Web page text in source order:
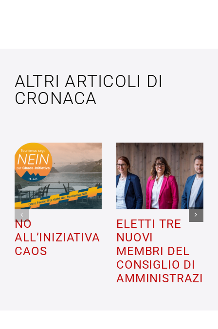
ALTRI ARTICOLI DI
CRONACA
NO
ALL’INIZIATIVA
CAOS
ELETTI TRE
NUOVI
MEMBRI DEL
CONSIGLIO DI